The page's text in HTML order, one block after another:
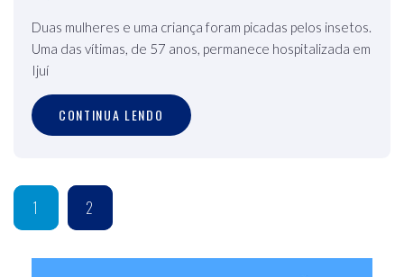
Duas mulheres e uma criança foram picadas pelos insetos.
Uma das vítimas, de 57 anos, permanece hospitalizada em
Ijuí
CONTINUA LENDO
1 2